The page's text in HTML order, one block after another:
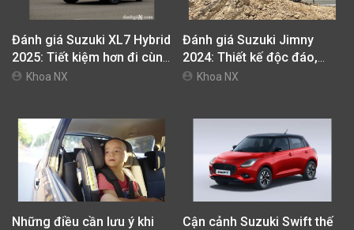
Đánh giá Suzuki XL7 Hybrid
2025: Tiết kiệm hơn đi cùng
giá bán tốt
Khoa NX
Đánh giá Suzuki Jimny
2024: Thiết kế độc đáo,
vượt địa hình đỉnh cao
Khoa NX
Những điều cần lưu ý khi
Cận cảnh Suzuki Swift thế